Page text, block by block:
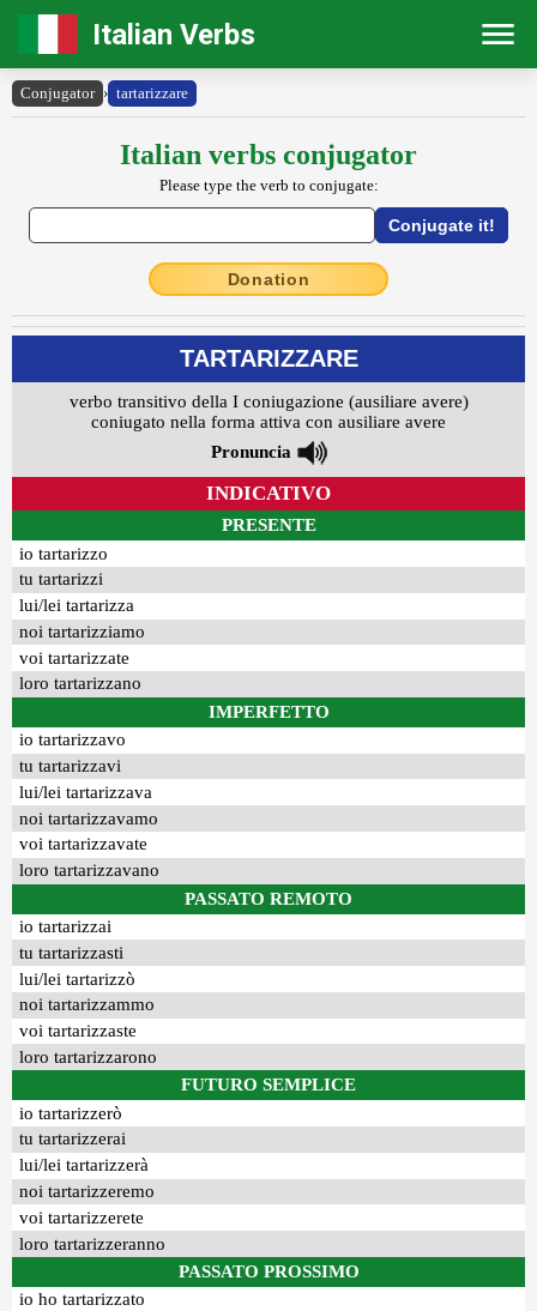
Italian Verbs
Conjugator › tartarizzare
Italian verbs conjugator
Please type the verb to conjugate:
Donation
TARTARIZZARE
verbo transitivo della I coniugazione (ausiliare avere)
coniugato nella forma attiva con ausiliare avere
Pronuncia
INDICATIVO
PRESENTE
io tartarizzo
tu tartarizzi
lui/lei tartarizza
noi tartarizziamo
voi tartarizzate
loro tartarizzano
IMPERFETTO
io tartarizzavo
tu tartarizzavi
lui/lei tartarizzava
noi tartarizzavamo
voi tartarizzavate
loro tartarizzavano
PASSATO REMOTO
io tartarizzai
tu tartarizzasti
lui/lei tartarizzò
noi tartarizzammo
voi tartarizzaste
loro tartarizzarono
FUTURO SEMPLICE
io tartarizzerò
tu tartarizzerai
lui/lei tartarizzerà
noi tartarizzeremo
voi tartarizzerete
loro tartarizzeranno
PASSATO PROSSIMO
io ho tartarizzato